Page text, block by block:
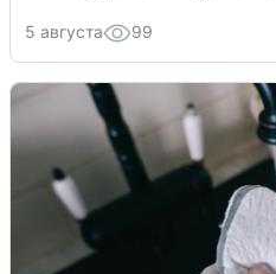
5 августа 99